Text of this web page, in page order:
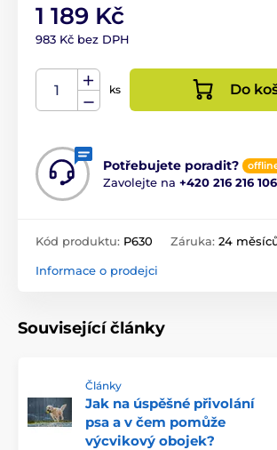
1 189 Kč
983 Kč bez DPH
ks Do
Potřebujete poradit?
Zavolejte na +420 216 216 106
Kód produktu: P630 Záruka: 24
Informace o prodejci
Související články
Články
Jak na úspěšné přivolání
psa a v čem pomůže
výcvikový obojek?